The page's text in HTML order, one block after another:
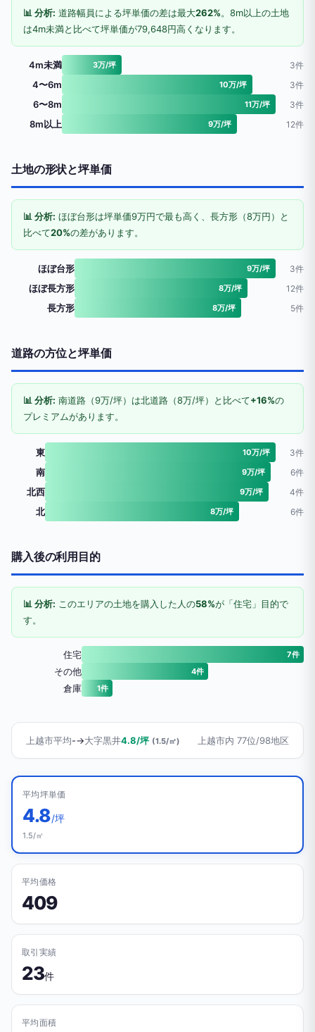
📊 分析: 道路幅員による坪単価の差は最大262%。8m以上の土地
は4m未満と比べて坪単価が79,648円高くなります。
4m未満 3万/坪 3件
4〜6m 10万/坪 3件
6〜8m 11万/坪 3件
8m以上 9万/坪 12件
土地の形状と坪単価
📊 分析: ほぼ台形は坪単価9万円で最も高く、長方形（8万円）と
比べて20%の差があります。
ほぼ台形 9万/坪 3件
ほぼ長方形 8万/坪 12件
長方形 8万/坪 5件
道路の方位と坪単価
📊 分析: 南道路（9万/坪）は北道路（8万/坪）と比べて+16%の
プレミアムがあります。
東 10万/坪 3件
南 9万/坪 6件
北西 9万/坪 4件
北 8万/坪 6件
購入後の利用目的
📊 分析: このエリアの土地を購入した人の58%が「住宅」目的で
す。
住宅 7件
その他 4件
倉庫 1件
上越市平均-→大字黒井4.8/坪 (1.5/㎡) 上越市内 77位/98地区
平均坪単価
4.8/坪
1.5/㎡
平均価格
409
取引実績
23件
平均面積